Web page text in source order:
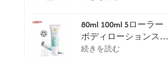
80ml 100ml 5ローラー
ボディローションスク
レイピングマッサージ
続きを読む